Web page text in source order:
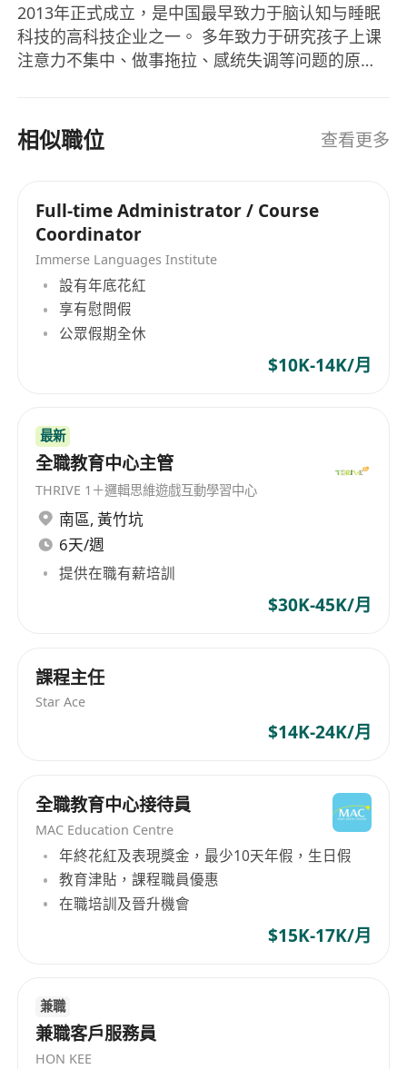
5、具有良好的客戶服務意識，注重細節與溝通技
巧，能接受一定程度的加班安排。
2013年正式成立，是中国最早致力于脑认知与睡眠
科技的高科技企业之一。 多年致力于研究孩子上课
注意力不集中、做事拖拉、感统失调等问题的原因
完善的儿童感统、专注力训练课程体系； 为新入职
教师、咨询师及各岗位提供专业的岗中带薪培训；
业； 全球规模最大的认知脑电图数据库，入库数据
超过5万份； 掌握四大核心技术，发明专利4项、新
中心，香港地区1家训练中心，正式员工300余人，
目前面向全国招贤纳士。
相似職位 查看更多
Full-time Administrator / Course
Coordinator
Immerse Languages Institute
設有年底花紅
享有慰問假
公眾假期全休
$10K-14K/月
最新
全職教育中心主管
THRIVE 1＋邏輯思維遊戲互動學習中心
南區, 黃竹坑
6天/週
提供在職有薪培訓
$30K-45K/月
課程主任
Star Ace
$14K-24K/月
全職教育中心接待員
MAC Education Centre
年終花紅及表現獎金，最少10天年假，生日假
教育津貼，課程職員優惠
在職培訓及晉升機會
$15K-17K/月
兼職
兼職客戶服務員
HON KEE